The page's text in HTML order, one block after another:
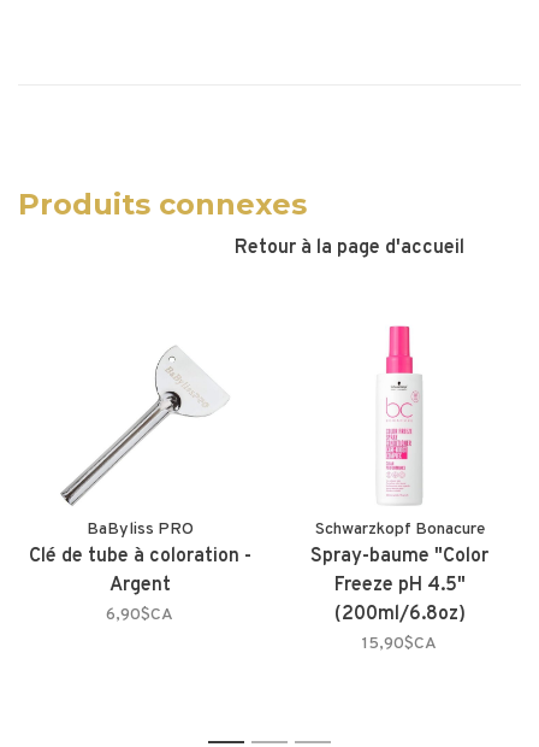
Produits connexes
Retour à la page d'accueil
BaByliss PRO
Clé de tube à coloration -
Argent
6,90$CA
Schwarzkopf Bonacure
Spray-baume "Color
Freeze pH 4.5"
(200ml/6.8oz)
15,90$CA